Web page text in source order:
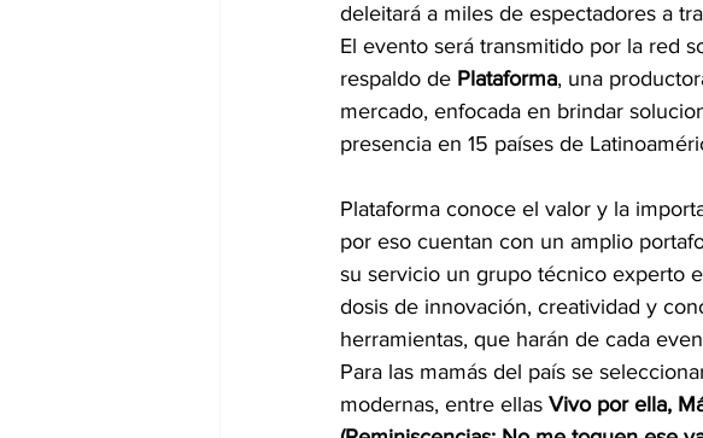
deleitará a miles de espectadores a
El evento será transmitido por la red
respaldo de Plataforma, una
mercado, enfocada en brindar
presencia en 15 países de
Plataforma conoce el valor y la
por eso cuentan con un amplio
su servicio un grupo técnico experto
dosis de innovación, creatividad y
herramientas, que harán de cada
Para las mamás del país se
modernas, entre ellas Vivo por ella,